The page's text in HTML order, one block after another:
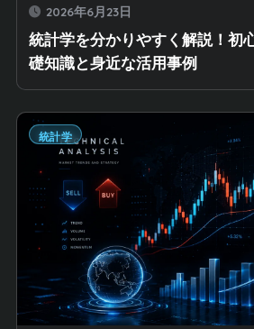
2026年6月23日
統計学を分かりやすく解説！初
礎知識と身近な活用事例
統計学